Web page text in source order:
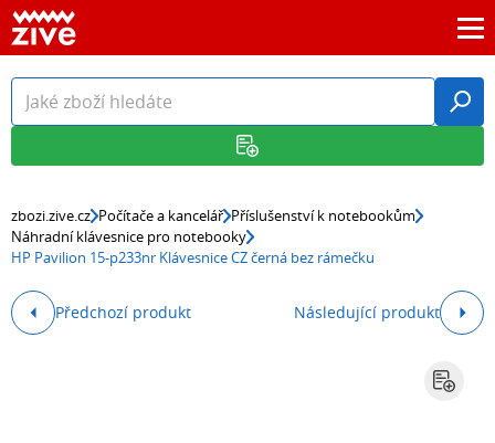
zbozi.zive.cz Počítače a kancelář Příslušenství k notebookům
Náhradní klávesnice pro notebooky
HP Pavilion 15-p233nr Klávesnice CZ černá bez rámečku
Předchozí produkt Následující produkt